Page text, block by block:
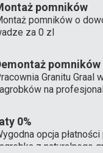
pomników
pomników o
za 0 zl
pomników
Granitu Graal
na
0%
opcja
z naturalnego